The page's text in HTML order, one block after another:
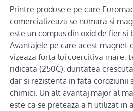
Printre produsele pe care
comercializeaza se numara si
este un compus din oxid de fier si
Avantajele pe care acest magnet
vizeaza forta lui coercitiva mare,
ridicata (250C), duritatea
dar si rezistenta in fata coroziunii
chimici. Un alt avantaj major al
este ca se preteaza a fi utilizat in